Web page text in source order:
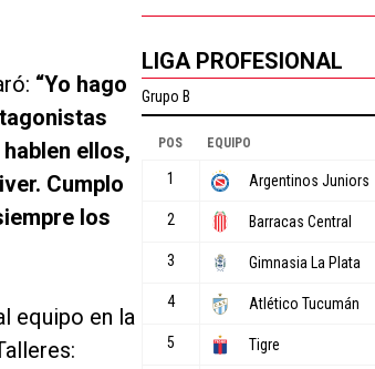
“Yo hago
ellos,
Cumplo
los
equipo en la
LIGA PROFESIONAL